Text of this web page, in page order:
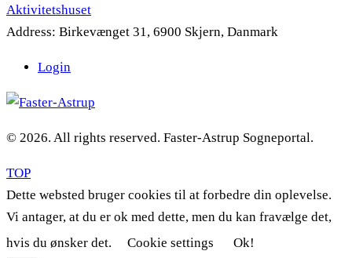
Aktivitetshuset
Address: Birkevænget 31, 6900 Skjern, Danmark
Login
© 2026. All rights reserved. Faster-Astrup Sogneportal.
TOP
Dette websted bruger cookies til at forbedre din oplevelse.
Vi antager, at du er ok med dette, men du kan fravælge det,
hvis du ønsker det.
Cookie settings Ok!